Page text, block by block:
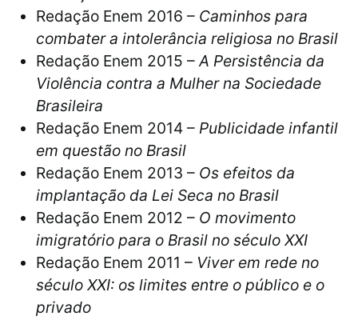
Redação Enem 2016 – Caminhos para
combater a intolerância religiosa no Brasil
Redação Enem 2015 –A Persistência da
Violência contra a Mulher na Sociedade
Brasileira
Redação Enem 2014 – Publicidade infantil
em questão no Brasil
Redação Enem 2013 – Os efeitos da
implantação da Lei Seca no Brasil
Redação Enem 2012 – O movimento
imigratório para o Brasil no século XXI
Redação Enem 2011 – Viver em rede no
século XXI: os limites entre o público e o
privado